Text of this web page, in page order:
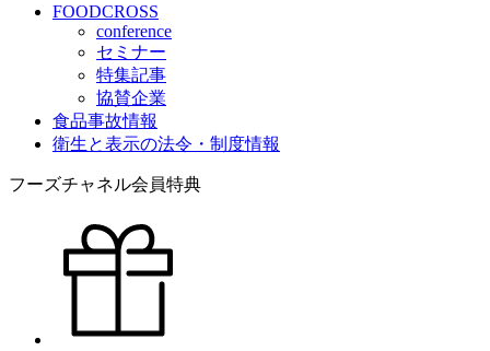
FOODCROSS
conference
セミナー
特集記事
協賛企業
食品事故情報
衛生と表示の法令・制度情報
フーズチャネル会員特典